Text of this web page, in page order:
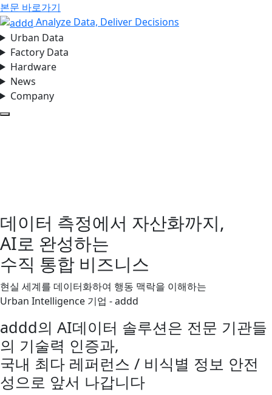
본문 바로가기
Analyze Data, Deliver Decisions
Urban Data
Factory Data
Hardware
News
Company
데이터 측정에서 자산화까지,
AI로 완성하는
수직 통합 비즈니스
현실 세계를 데이터화하여 행동 맥락을 이해하는
Urban Intelligence 기업 - addd
addd의 AI데이터 솔루션은 전문 기관들
의 기술력 인증과,
국내 최다 레퍼런스 / 비식별 정보 안전
성으로 앞서 나갑니다